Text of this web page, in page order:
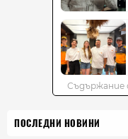
ПОСЛЕДНИ НОВИНИ